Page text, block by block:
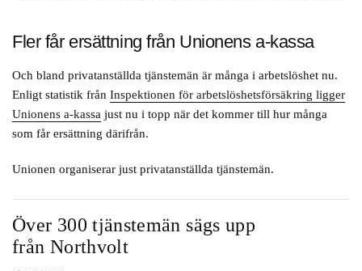
Fler får ersättning från Unionens a-kassa
Och bland privatanställda tjänstemän är många i arbetslöshet nu.
Enligt statistik från Inspektionen för arbetslöshetsförsäkring ligger
Unionens a-kassa just nu i topp när det kommer till hur många
som får ersättning därifrån.
Unionen organiserar just privatanställda tjänstemän.
Över 300 tjänstemän sägs upp
från Northvolt